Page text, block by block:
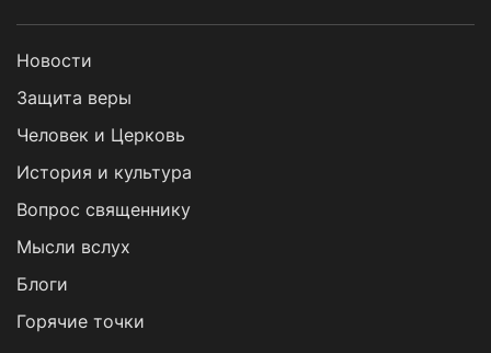
Новости
Защита веры
Человек и Церковь
История и культура
Вопрос священнику
Мысли вслух
Блоги
Горячие точки